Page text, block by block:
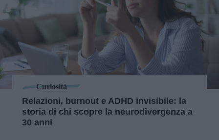
Curiosità
Relazioni, burnout e ADHD invisibile: la
storia di chi scopre la neurodivergenza a
30 anni